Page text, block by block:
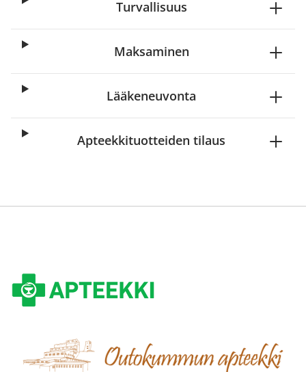
Turvallisuus
Maksaminen
Lääkeneuvonta
Apteekkituotteiden tilaus